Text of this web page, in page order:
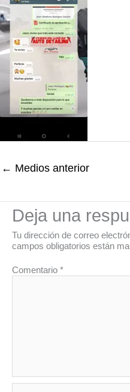
← Medios anterior
Deja una
Tu dirección de correo
campos obligatorios están
Comentario *